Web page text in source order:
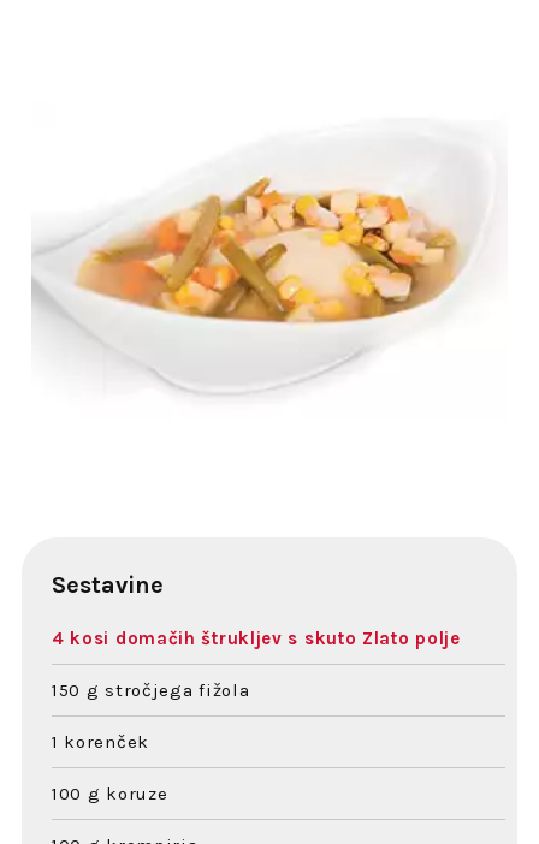
Sestavine
4 kosi domačih štrukljev s skuto Zlato polje
150 g stročjega fižola
1 korenček
100 g koruze